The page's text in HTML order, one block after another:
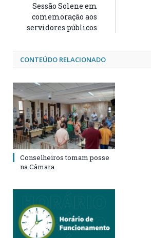
Sessão Solene em
comemoração aos
servidores públicos
CONTEÚDO RELACIONADO
Conselheiros tomam posse
na Câmara